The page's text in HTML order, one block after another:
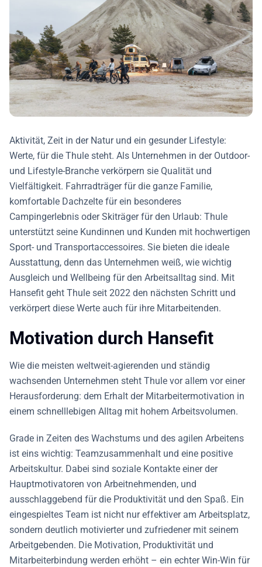
Aktivität, Zeit in der Natur und ein gesunder Lifestyle:
Werte, für die Thule steht. Als Unternehmen in der Outdoor-
und Lifestyle-Branche verkörpern sie Qualität und
Vielfältigkeit. Fahrradträger für die ganze Familie,
komfortable Dachzelte für ein besonderes
Campingerlebnis oder Skiträger für den Urlaub: Thule
unterstützt seine Kundinnen und Kunden mit hochwertigen
Sport- und Transportaccessoires. Sie bieten die ideale
Ausstattung, denn das Unternehmen weiß, wie wichtig
Ausgleich und Wellbeing für den Arbeitsalltag sind. Mit
Hansefit geht Thule seit 2022 den nächsten Schritt und
verkörpert diese Werte auch für ihre Mitarbeitenden.
Motivation durch Hansefit
Wie die meisten weltweit-agierenden und ständig
wachsenden Unternehmen steht Thule vor allem vor einer
Herausforderung: dem Erhalt der Mitarbeitermotivation in
einem schnelllebigen Alltag mit hohem Arbeitsvolumen.
Grade in Zeiten des Wachstums und des agilen Arbeitens
ist eins wichtig: Teamzusammenhalt und eine positive
Arbeitskultur. Dabei sind soziale Kontakte einer der
Hauptmotivatoren von Arbeitnehmenden, und
ausschlaggebend für die Produktivität und den Spaß. Ein
eingespieltes Team ist nicht nur effektiver am Arbeitsplatz,
sondern deutlich motivierter und zufriedener mit seinem
Arbeitgebenden. Die Motivation, Produktivität und
Mitarbeiterbindung werden erhöht – ein echter Win-Win für